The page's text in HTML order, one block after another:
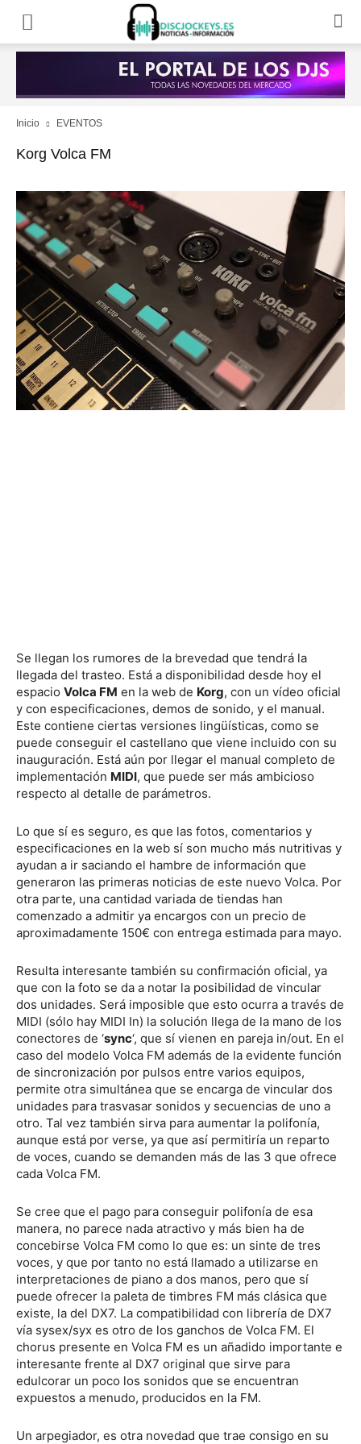
Inicio EVENTOS
Korg Volca FM
Se llegan los rumores de la brevedad que tendrá la
llegada del trasteo. Está a disponibilidad desde hoy el
espacio Volca FM en la web de Korg, con un vídeo oficial
y con especificaciones, demos de sonido, y el manual.
Este contiene ciertas versiones lingüísticas, como se
puede conseguir el castellano que viene incluido con su
inauguración. Está aún por llegar el manual completo de
implementación MIDI, que puede ser más ambicioso
respecto al detalle de parámetros.
Lo que sí es seguro, es que las fotos, comentarios y
especificaciones en la web sí son mucho más nutritivas y
ayudan a ir saciando el hambre de información que
generaron las primeras noticias de este nuevo Volca. Por
otra parte, una cantidad variada de tiendas han
comenzado a admitir ya encargos con un precio de
aproximadamente 150€ con entrega estimada para mayo.
Resulta interesante también su confirmación oficial, ya
que con la foto se da a notar la posibilidad de vincular
dos unidades. Será imposible que esto ocurra a través de
MIDI (sólo hay MIDI In) la solución llega de la mano de los
conectores de ‘sync‘, que sí vienen en pareja in/out. En el
caso del modelo Volca FM además de la evidente función
de sincronización por pulsos entre varios equipos,
permite otra simultánea que se encarga de vincular dos
unidades para trasvasar sonidos y secuencias de uno a
otro. Tal vez también sirva para aumentar la polifonía,
aunque está por verse, ya que así permitiría un reparto
de voces, cuando se demanden más de las 3 que ofrece
cada Volca FM.
Se cree que el pago para conseguir polifonía de esa
manera, no parece nada atractivo y más bien ha de
concebirse Volca FM como lo que es: un sinte de tres
voces, y que por tanto no está llamado a utilizarse en
interpretaciones de piano a dos manos, pero que sí
puede ofrecer la paleta de timbres FM más clásica que
existe, la del DX7. La compatibilidad con librería de DX7
vía sysex/syx es otro de los ganchos de Volca FM. El
chorus presente en Volca FM es un añadido importante e
interesante frente al DX7 original que sirve para
edulcorar un poco los sonidos que se encuentran
expuestos a menudo, producidos en la FM.
Un arpegiador, es otra novedad que trae consigo en su